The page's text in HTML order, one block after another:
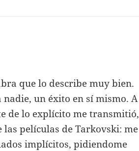
que lo describe muy bien.
un éxito en sí mismo. A
de lo explícito me transmitió,
películas de Tarkovski: me
implícitos, pidiendome